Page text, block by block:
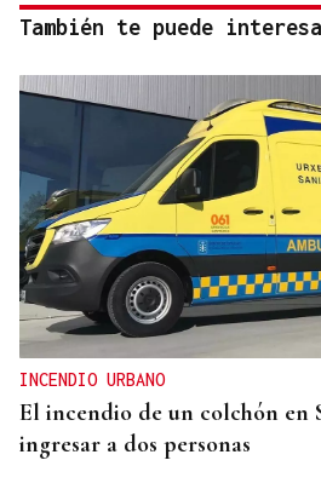
También te puede
INCENDIO URBANO
El incendio de un colchón en
ingresar a dos personas